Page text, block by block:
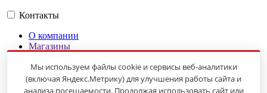
Контакты
О компании
Магазины
Оплата
Доставка
Карта сайта
Мы используем файлы cookie и сервисы веб-аналитики
(включая Яндекс.Метрику) для улучшения работы сайта и
анализа посещаемости. Продолжая использовать сайт или